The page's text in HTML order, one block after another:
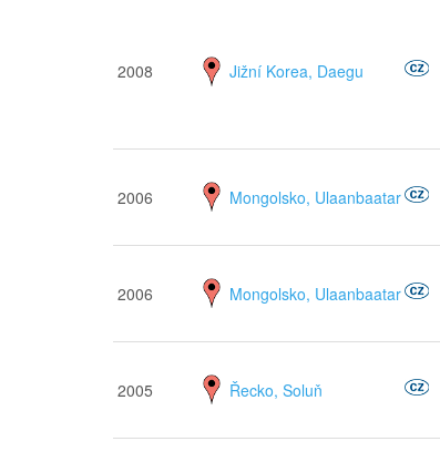
2008 Jižní Korea, Daegu
2006 Mongolsko, Ulaanbaatar
2006 Mongolsko, Ulaanbaatar
2005 Řecko, Soluň